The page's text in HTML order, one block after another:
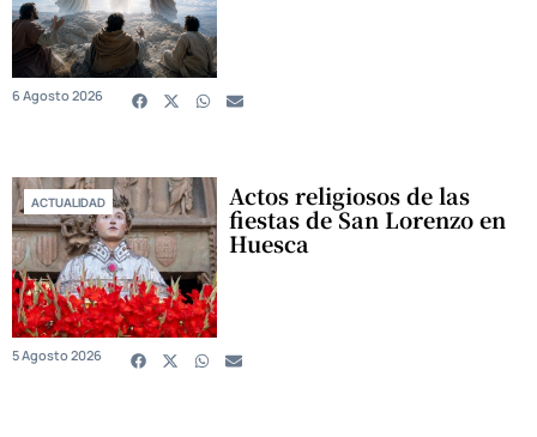
6 Agosto 2026
ACTUALIDAD Actos religiosos de las
fiestas de San Lorenzo en
Huesca
5 Agosto 2026